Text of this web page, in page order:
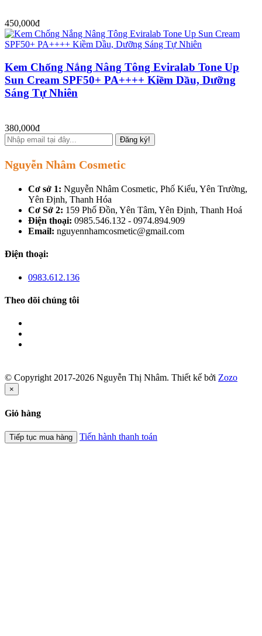
450,000đ
Kem Chống Nắng Nâng Tông Eviralab Tone Up
Sun Cream SPF50+ PA++++ Kiềm Dầu, Dưỡng
Sáng Tự Nhiên
380,000đ
Đăng ký!
Nguyễn Nhâm Cosmetic
Cơ sở 1: Nguyễn Nhâm Cosmetic, Phố Kiểu, Yên Trường,
Yên Định, Thanh Hóa
Cơ Sở 2: 159 Phố Đồn, Yên Tâm, Yên Định, Thanh Hoá
Điện thoại: 0985.546.132 - 0974.894.909
Email: nguyennhamcosmetic@gmail.com
Điện thoại:
0983.612.136
Theo dõi chúng tôi
© Copyright 2017-2026 Nguyễn Thị Nhâm. Thiết kế bởi Zozo
×
Giỏ hàng
Tiếp tục mua hàng Tiến hành thanh toán